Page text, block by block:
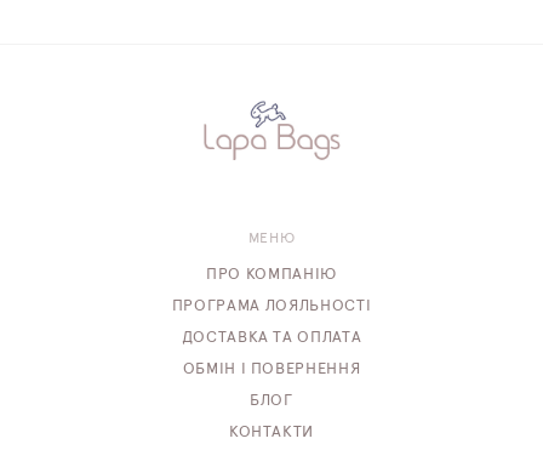
МЕНЮ
ПРО КОМПАНІЮ
ПРОГРАМА ЛОЯЛЬНОСТІ
ДОСТАВКА ТА ОПЛАТА
ОБМІН І ПОВЕРНЕННЯ
БЛОГ
КОНТАКТИ